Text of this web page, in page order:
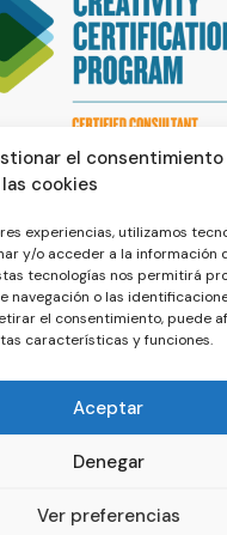
el consentimiento
cookies
experiencias, utilizamos
y/o acceder a la información
tecnologías nos permitirá
navegación o las
el consentimiento, puede
características y funciones.
Aceptar
Denegar
Ver preferencias
Blog de Paco Prieto
Política de privacidad